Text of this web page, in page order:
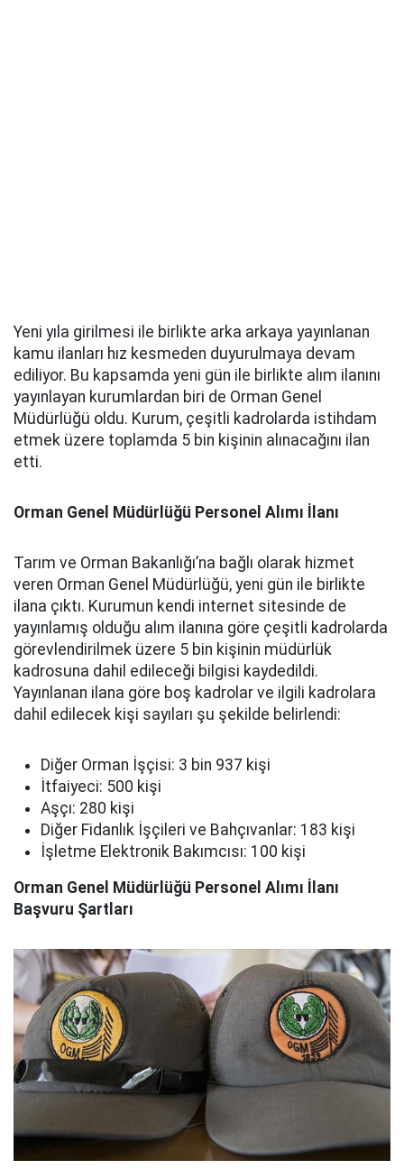
Yeni yıla girilmesi ile birlikte arka arkaya yayınlanan
kamu ilanları hız kesmeden duyurulmaya devam
ediliyor. Bu kapsamda yeni gün ile birlikte alım ilanını
yayınlayan kurumlardan biri de Orman Genel
Müdürlüğü oldu. Kurum, çeşitli kadrolarda istihdam
etmek üzere toplamda 5 bin kişinin alınacağını ilan
etti.
Orman Genel Müdürlüğü Personel Alımı İlanı
Tarım ve Orman Bakanlığı’na bağlı olarak hizmet
veren Orman Genel Müdürlüğü, yeni gün ile birlikte
ilana çıktı. Kurumun kendi internet sitesinde de
yayınlamış olduğu alım ilanına göre çeşitli kadrolarda
görevlendirilmek üzere 5 bin kişinin müdürlük
kadrosuna dahil edileceği bilgisi kaydedildi.
Yayınlanan ilana göre boş kadrolar ve ilgili kadrolara
dahil edilecek kişi sayıları şu şekilde belirlendi:
Diğer Orman İşçisi: 3 bin 937 kişi
İtfaiyeci: 500 kişi
Aşçı: 280 kişi
Diğer Fidanlık İşçileri ve Bahçıvanlar: 183 kişi
İşletme Elektronik Bakımcısı: 100 kişi
Orman Genel Müdürlüğü Personel Alımı İlanı
Başvuru Şartları